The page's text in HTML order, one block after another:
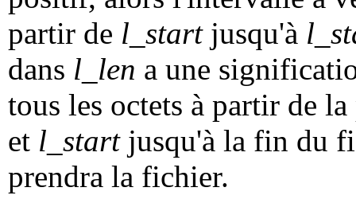
partir de l_startjusqu'à
dans l_len a une
tous les octets à partir de
et l_startjusqu'à la fin du
prendra la fichier.